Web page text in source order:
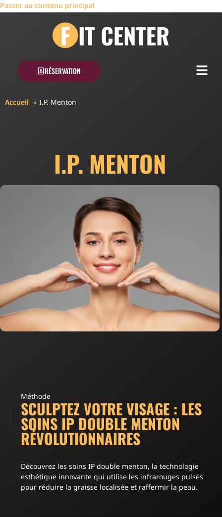
Passer au contenu principal
RÉSERVATION
Accueil I.P. Menton
I.P. MENTON
Méthode
SCULPTEZ VOTRE VISAGE : LES
SOINS IP DOUBLE MENTON
RÉVOLUTIONNAIRES
Découvrez les soins IP double menton, la technologie
esthétique innovante qui utilise les infrarouges pulsés
pour réduire la graisse localisée et raffermir la peau.